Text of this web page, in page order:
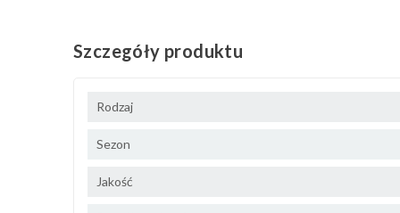
Szczegóły produktu
Rodzaj
Sezon
Jakość